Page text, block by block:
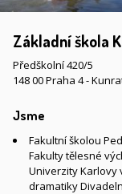
Základní škola
Předškolní 420/5
148 00 Praha 4 -
Jsme
Fakultní školou
Fakulty tělesné
Univerzity Karlovy
dramatiky